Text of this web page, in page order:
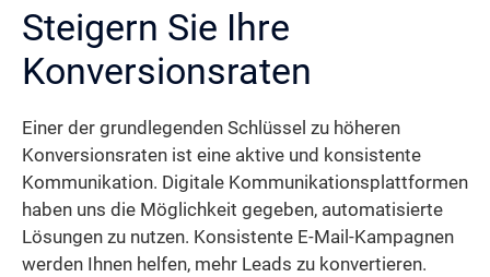
Steigern Sie Ihre
Konversionsraten
Einer der grundlegenden Schlüssel zu höheren
Konversionsraten ist eine aktive und konsistente
Kommunikation. Digitale Kommunikationsplattformen
haben uns die Möglichkeit gegeben, automatisierte
Lösungen zu nutzen. Konsistente E-Mail-Kampagnen
werden Ihnen helfen, mehr Leads zu konvertieren.